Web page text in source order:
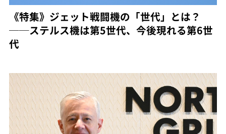
《特集》ジェット戦闘機の「世代」とは？
──ステルス機は第5世代、今後現れる第6世
代